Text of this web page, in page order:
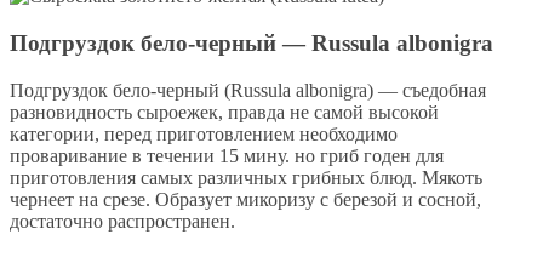
Подгруздок бело-черный — Russula albonigra
Подгруздок бело-черный (Russula albonigra) — съедобная
разновидность сыроежек, правда не самой высокой
категории, перед приготовлением необходимо
проваривание в течении 15 мину. но гриб годен для
приготовления самых различных грибных блюд. Мякоть
чернеет на срезе. Образует микоризу с березой и сосной,
достаточно распространен.